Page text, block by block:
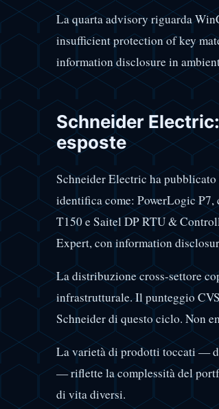
La quarta advisory riguarda
insufficient protection of key
information disclosure in
Schneider
esposte
Schneider Electric ha
identifica come: PowerLogic
T150 e Saitel DP RTU &
Expert, con information
La distribuzione cross-settore
infrastrutturale. Il punteggio
Schneider di questo ciclo. Non
La varietà di prodotti toccati —
— riflette la complessità del
di vita diversi.